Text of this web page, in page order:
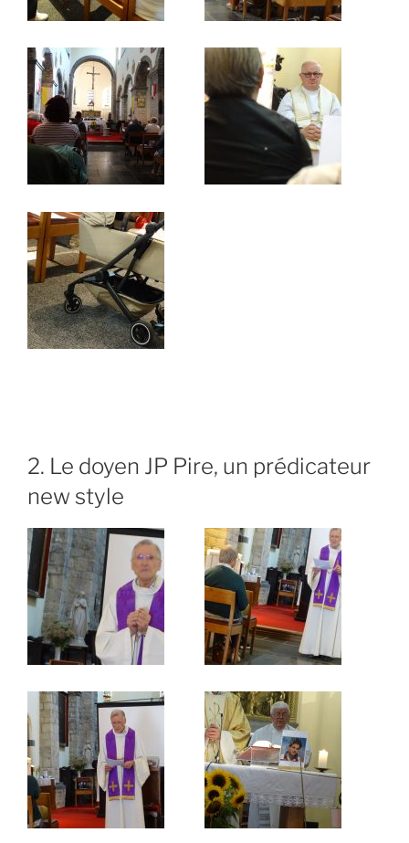
2. Le doyen JP Pire, un prédicateur
new style